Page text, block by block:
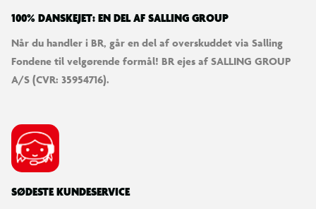
100% DANSKEJET: EN DEL AF SALLING GROUP
Når du handler i BR, går en del af overskuddet via Salling
Fondene til velgørende formål! BR ejes af SALLING GROUP
A/S (CVR: 35954716).
SØDESTE KUNDESERVICE